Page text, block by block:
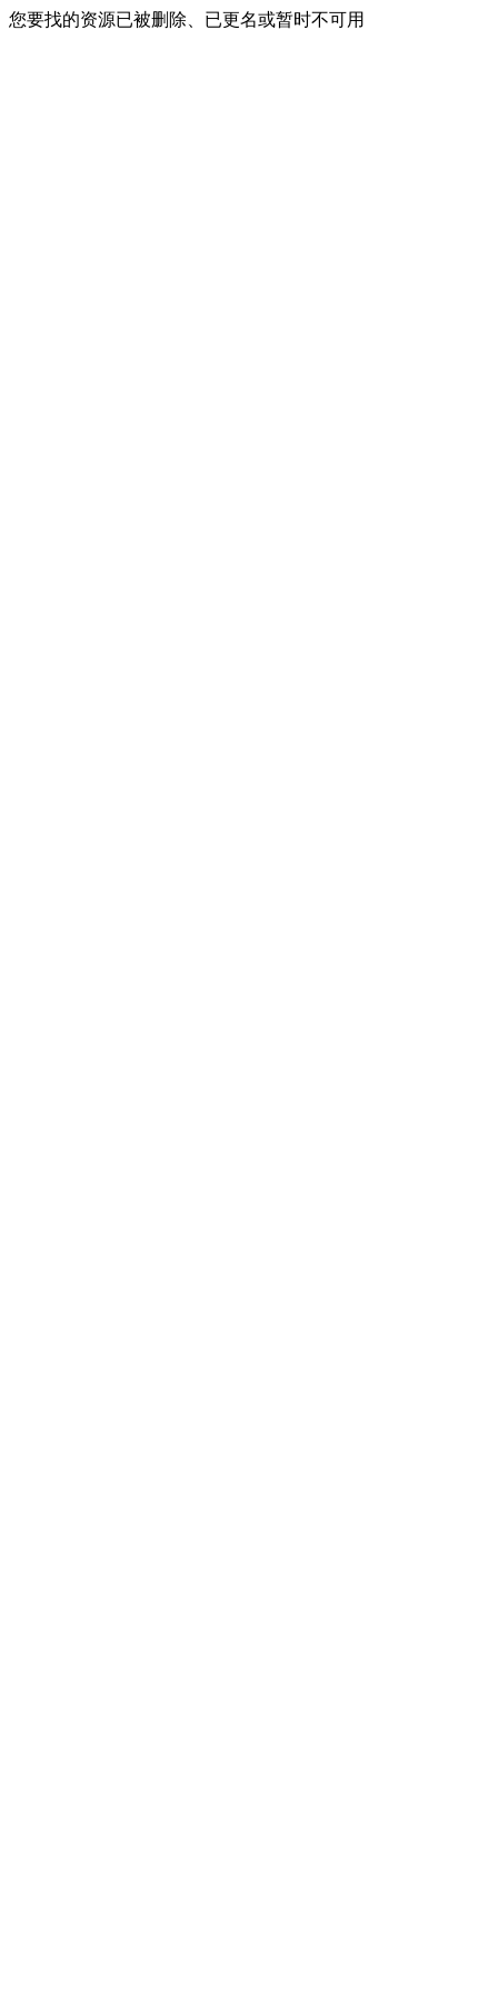
您要找的资源已被删除、已更名或暂时不可用